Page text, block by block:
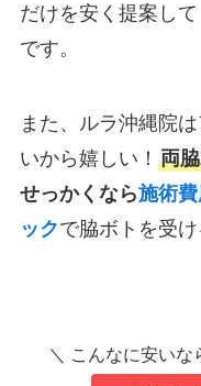
だけを安く提案し
です。
また、ルラ沖縄院
いから嬉しい！ 両
せっかくなら施術
ックで脇ボトを受け
＼ こんなに安いな